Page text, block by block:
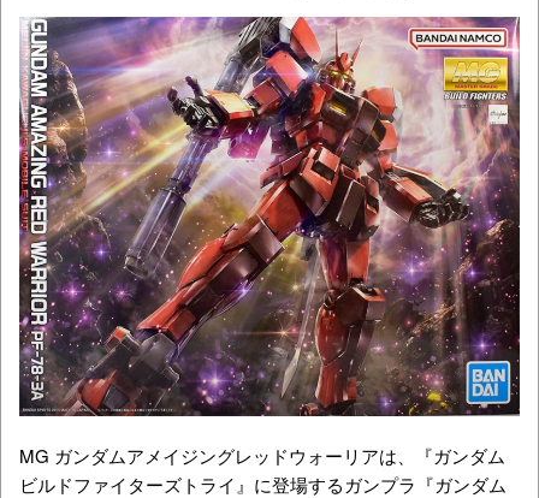
MG ガンダムアメイジングレッドウォーリアは、『ガンダム
ビルドファイターズトライ』に登場するガンプラ『ガンダム